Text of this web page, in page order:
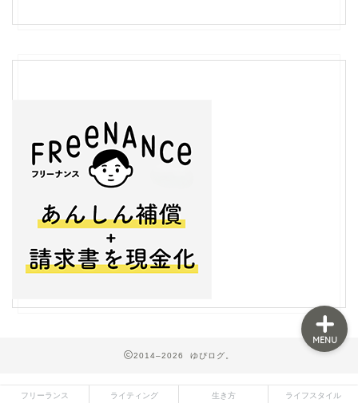
2014–2026 ゆぴログ。
フリーランス ライティング 生き方 ライフスタイル
MENU
ライフスタイル